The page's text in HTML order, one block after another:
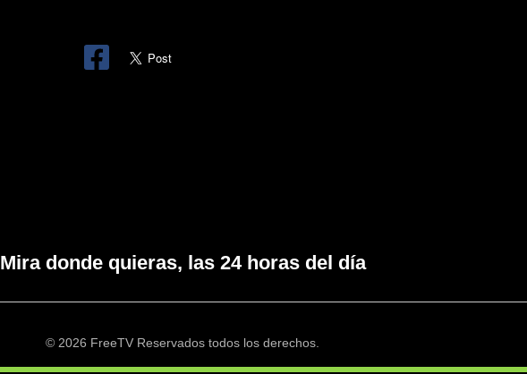
Mira donde quieras, las 24 horas del día
© 2026 FreeTV Reservados todos los derechos.